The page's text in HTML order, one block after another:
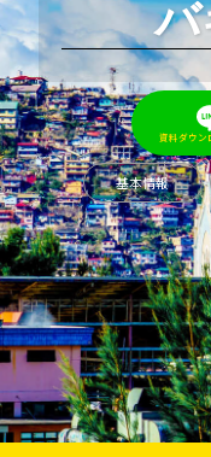
資料ダウン
基本情報